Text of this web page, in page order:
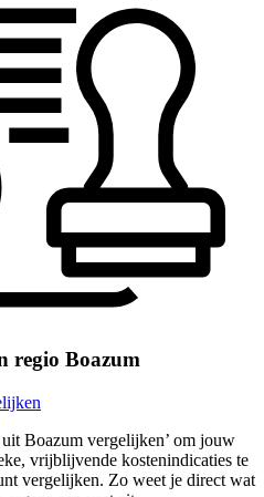
regio Boazum
Boazum vergelijken’ om jouw
vrijblijvende kostenindicaties te
vergelijken. Zo weet je direct wat